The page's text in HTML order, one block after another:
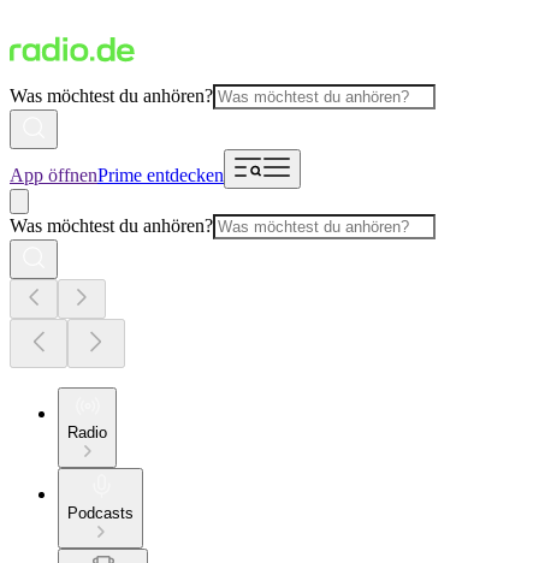
Was möchtest du anhören?
App öffnenPrime entdecken
Was möchtest du anhören?
Radio
Podcasts